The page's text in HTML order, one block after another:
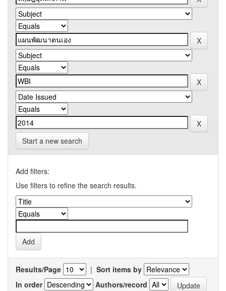
Start a new search
Add filters:
Use filters to refine the search results.
Results/Page | Sort items by
In order
Authors/record